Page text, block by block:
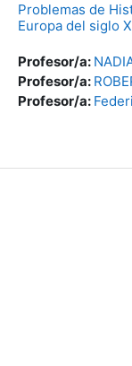
Problemas de
Europa del siglo
Profesor/a:
Profesor/a:
Profesor/a: